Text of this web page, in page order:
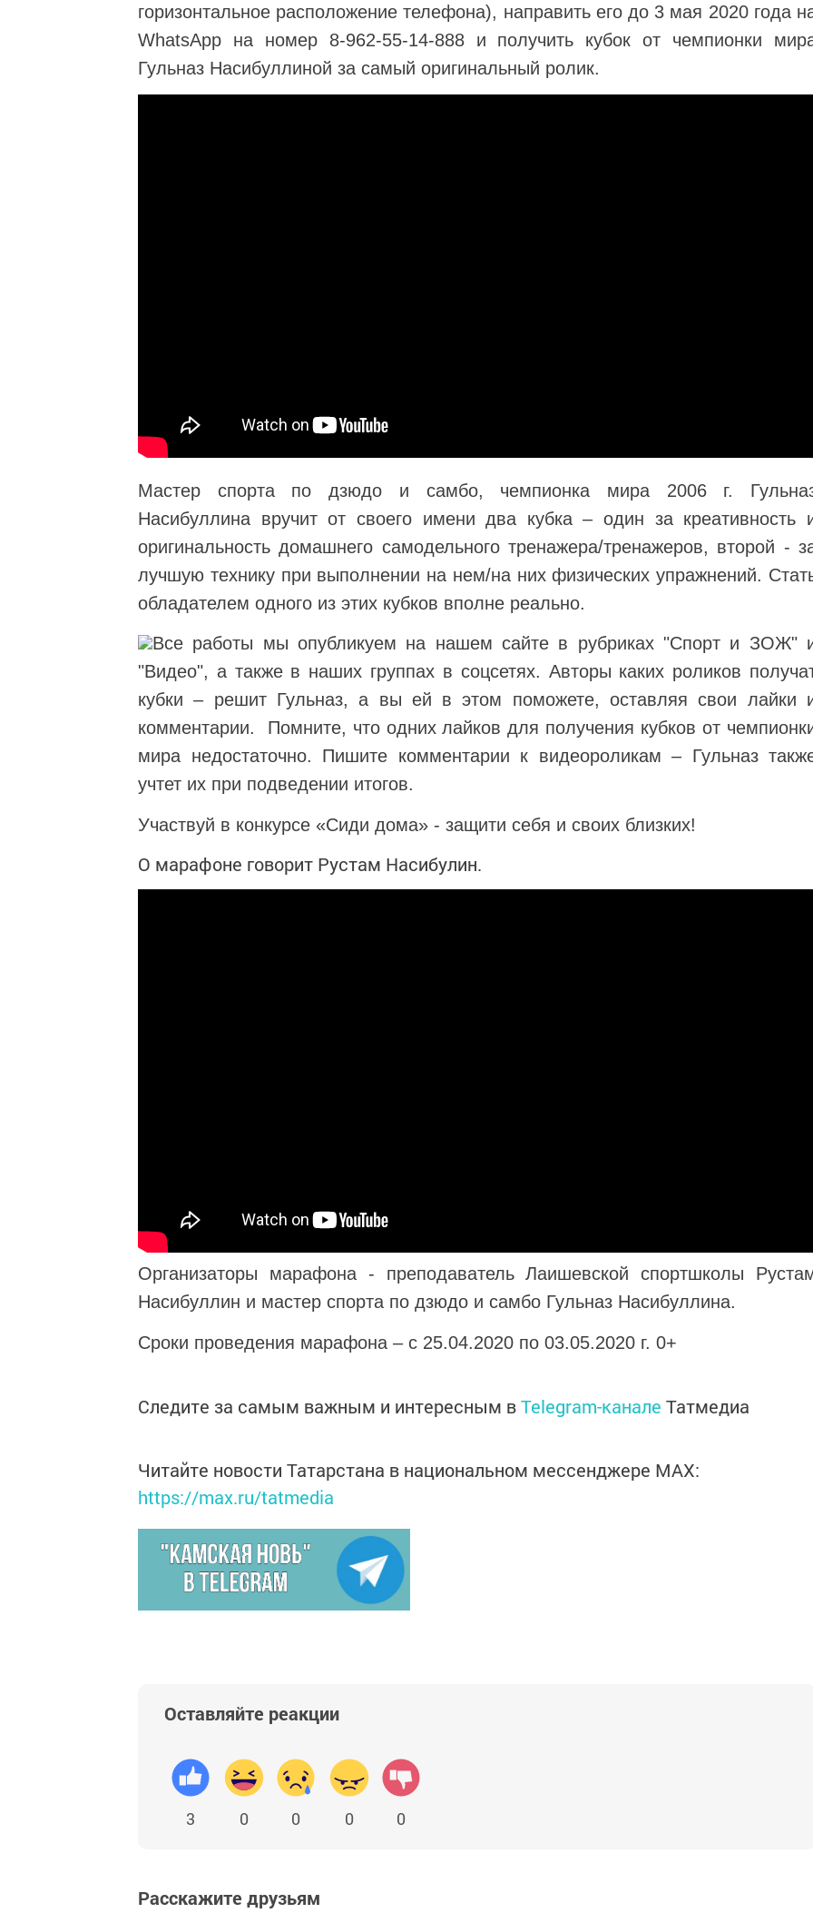
горизонтальное расположение телефона), направить его до 3 мая 2020 года
WhatsApp на номер 8-962-55-14-888 и получить кубок от чемпионки
Гульназ Насибуллиной за самый оригинальный ролик.
Мастер спорта по дзюдо и самбо, чемпионка мира 2006 г.
Насибуллина вручит от своего имени два кубка – один за креативность
оригинальность домашнего самодельного тренажера/тренажеров, второй -
лучшую технику при выполнении на нем/на них физических упражнений.
обладателем одного из этих кубков вполне реально.
Все работы мы опубликуем на нашем сайте в рубриках "Спорт и ЗОЖ"
"Видео", а также в наших группах в соцсетях. Авторы каких роликов
кубки – решит Гульназ, а вы ей в этом поможете, оставляя свои лайки
комментарии. Помните, что одних лайков для получения кубков от
мира недостаточно. Пишите комментарии к видеороликам – Гульназ
учтет их при подведении итогов.
Участвуй в конкурсе «Сиди дома» - защити себя и своих близких!⠀
О марафоне говорит Рустам Насибулин.
Организаторы марафона - преподаватель Лаишевской спортшколы
Насибуллин и мастер спорта по дзюдо и самбо Гульназ Насибуллина.
Сроки проведения марафона – с 25.04.2020 по 03.05.2020 г. 0+
Следите за самым важным и интересным вTelegram-канале Татмедиа
Читайте новости Татарстана в национальном мессенджере MАХ:
https://max.ru/tatmedia
Оставляйте реакции
3 0 0 0 0
Расскажите друзьям